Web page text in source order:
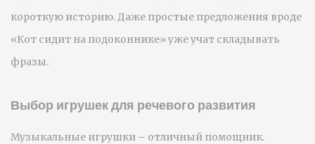
короткую историю. Даже простые предложения вроде
«Кот сидит на подоконнике» уже учат складывать
фразы.
Выбор игрушек для речевого развития
Музыкальные игрушки – отличный помощник.